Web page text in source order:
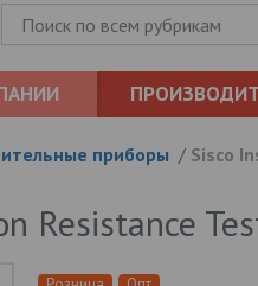
приборы / Sisco
Resistance